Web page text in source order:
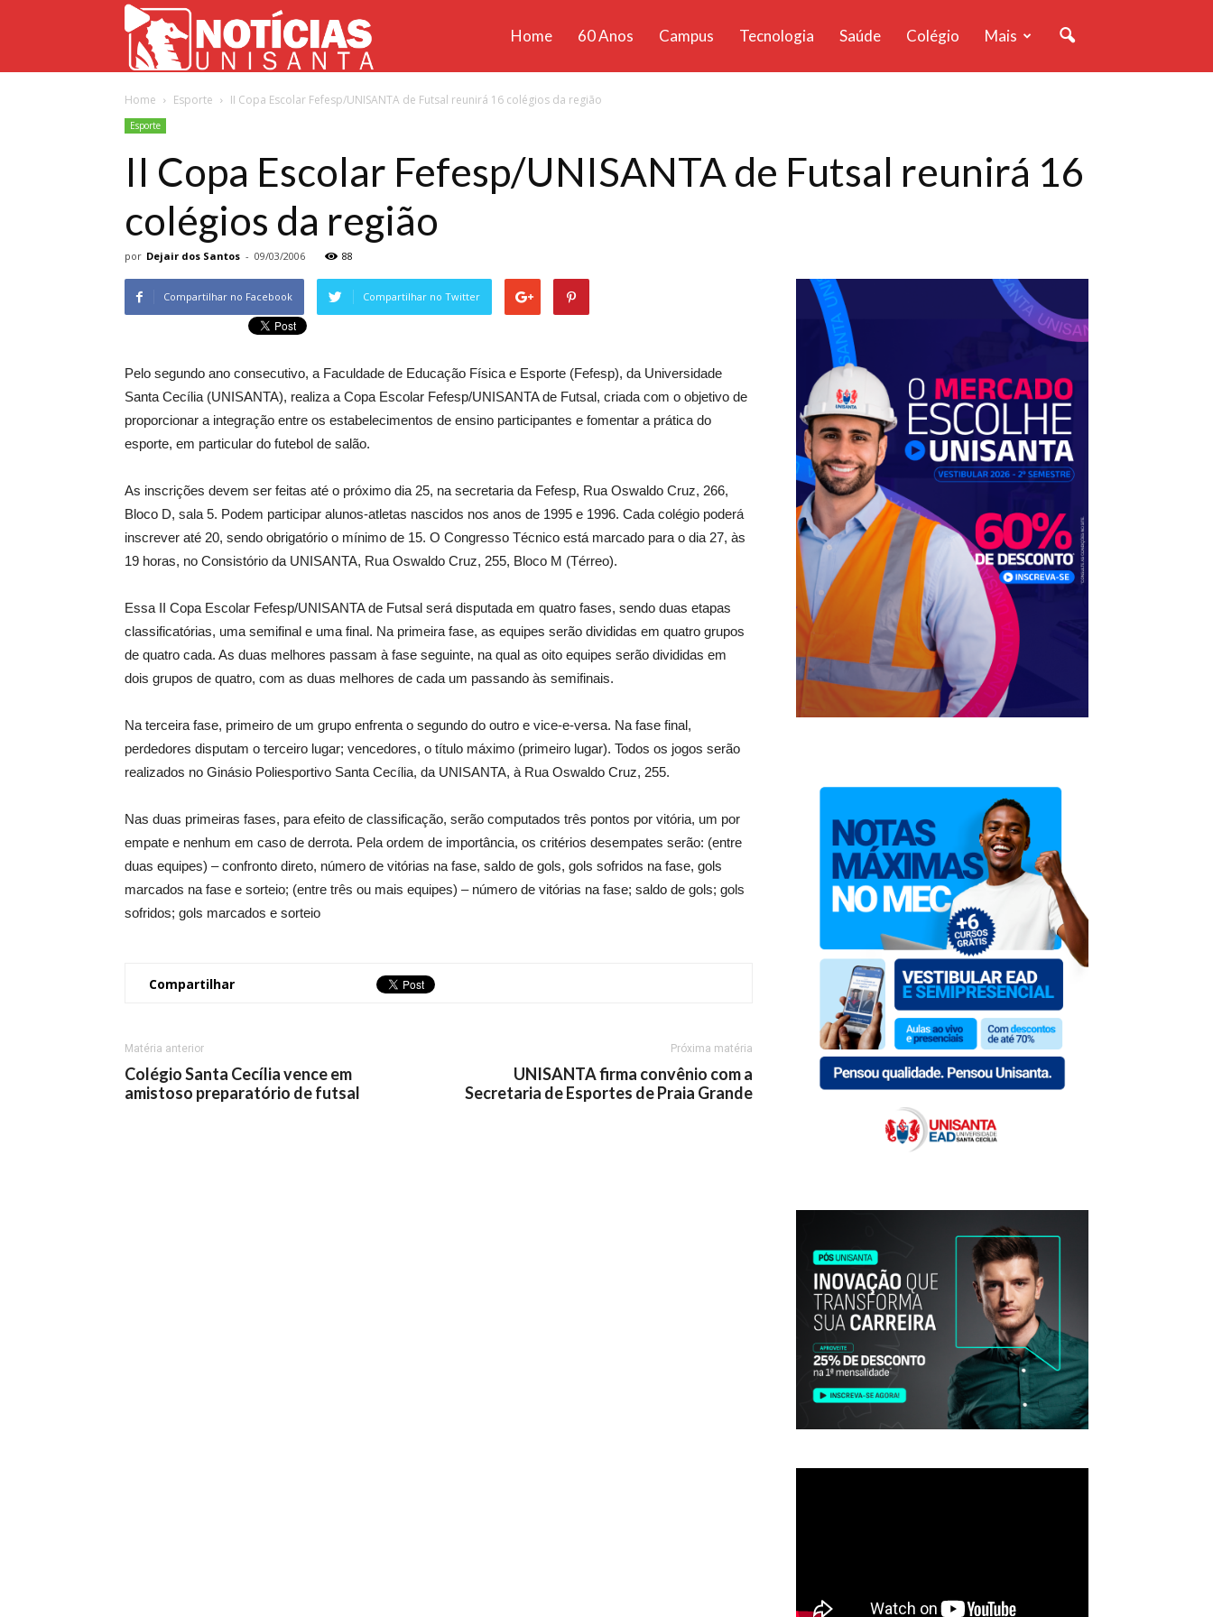
Unisanta
Home 60 Anos Campus Tecnologia Saúde Colégio Mais
Home Esporte II Copa Escolar Fefesp/UNISANTA de Futsal reunirá 16 colégios da região
Esporte
II Copa Escolar Fefesp/UNISANTA de Futsal reunirá 16
colégios da região
por Dejair dos Santos - 09/03/2006 88
Compartilhar no Facebook Compartilhar no Twitter
Pelo segundo ano consecutivo, a Faculdade de Educação Física e Esporte (Fefesp), da Universidade
Santa Cecília (UNISANTA), realiza a Copa Escolar Fefesp/UNISANTA de Futsal, criada com o objetivo de
proporcionar a integração entre os estabelecimentos de ensino participantes e fomentar a prática do
esporte, em particular do futebol de salão.
As inscrições devem ser feitas até o próximo dia 25, na secretaria da Fefesp, Rua Oswaldo Cruz, 266,
Bloco D, sala 5. Podem participar alunos-atletas nascidos nos anos de 1995 e 1996. Cada colégio poderá
inscrever até 20, sendo obrigatório o mínimo de 15. O Congresso Técnico está marcado para o dia 27, às
19 horas, no Consistório da UNISANTA, Rua Oswaldo Cruz, 255, Bloco M (Térreo).
Essa II Copa Escolar Fefesp/UNISANTA de Futsal será disputada em quatro fases, sendo duas etapas
classificatórias, uma semifinal e uma final. Na primeira fase, as equipes serão divididas em quatro grupos
de quatro cada. As duas melhores passam à fase seguinte, na qual as oito equipes serão divididas em
dois grupos de quatro, com as duas melhores de cada um passando às semifinais.
Na terceira fase, primeiro de um grupo enfrenta o segundo do outro e vice-e-versa. Na fase final,
perdedores disputam o terceiro lugar; vencedores, o título máximo (primeiro lugar). Todos os jogos serão
realizados no Ginásio Poliesportivo Santa Cecília, da UNISANTA, à Rua Oswaldo Cruz, 255.
Nas duas primeiras fases, para efeito de classificação, serão computados três pontos por vitória, um por
empate e nenhum em caso de derrota. Pela ordem de importância, os critérios desempates serão: (entre
duas equipes) – confronto direto, número de vitórias na fase, saldo de gols, gols sofridos na fase, gols
marcados na fase e sorteio; (entre três ou mais equipes) – número de vitórias na fase; saldo de gols; gols
sofridos; gols marcados e sorteio
Compartilhar
Matéria anterior
Colégio Santa Cecília vence em
amistoso preparatório de futsal
Próxima matéria
UNISANTA firma convênio com a
Secretaria de Esportes de Praia Grande